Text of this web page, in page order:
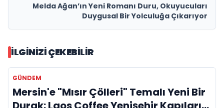
Melda Ağan’ın Yeni Romanı Duru, Okuyucuları
Duygusal Bir Yolculuğa Çıkarıyor
İLGINIZI ÇEKEBILIR
GÜNDEM
Mersin'e "Mısır Çölleri" Temalı Yeni Bir